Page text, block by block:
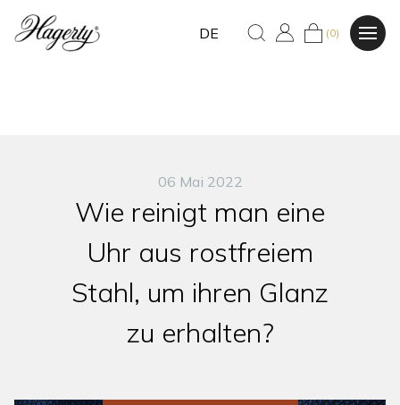
DE (0)
06 Mai 2022
Wie reinigt man eine
Uhr aus rostfreiem
Stahl, um ihren Glanz
zu erhalten?